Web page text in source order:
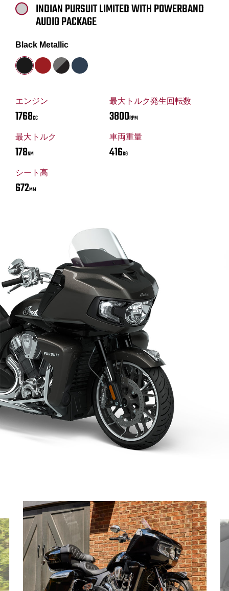
エンジン
1768CC
最大トルク発生回転数
3800RPM
最大トルク
178NM
車両重量
416KG
シート高
672MM
INDIAN PURSUIT LIMITED WITH POWERBAND
AUDIO PACKAGE
Black Metallic